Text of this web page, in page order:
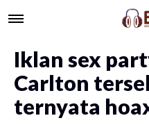
Iklan sex
Carlton
ternyata